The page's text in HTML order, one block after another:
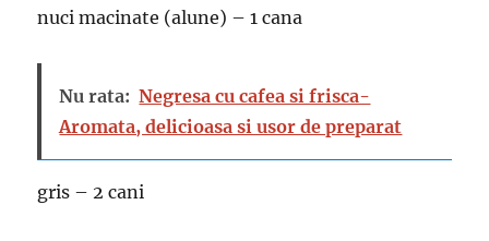
nuci macinate (alune) – 1 cana
Nu rata: Negresa cu cafea si frisca-
Aromata, delicioasa si usor de preparat
gris – 2 cani